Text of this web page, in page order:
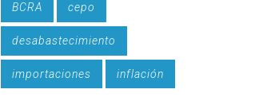
BCRA cepo
desabastecimiento
importaciones inflación